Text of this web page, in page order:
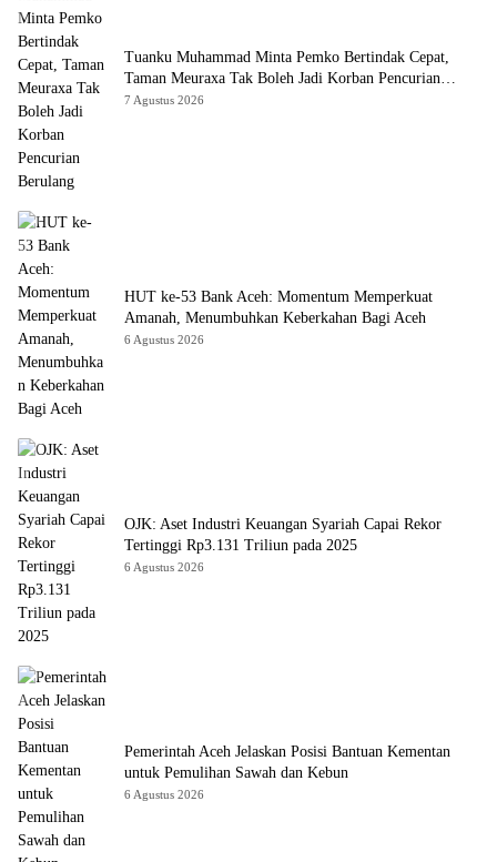
Tuanku Muhammad Minta Pemko Bertindak Cepat,
Taman Meuraxa Tak Boleh Jadi Korban Pencurian
Berulang
7 Agustus 2026
HUT ke-53 Bank Aceh: Momentum Memperkuat
Amanah, Menumbuhkan Keberkahan Bagi Aceh
6 Agustus 2026
OJK: Aset Industri Keuangan Syariah Capai Rekor
Tertinggi Rp3.131 Triliun pada 2025
6 Agustus 2026
Pemerintah Aceh Jelaskan Posisi Bantuan Kementan
untuk Pemulihan Sawah dan Kebun
6 Agustus 2026